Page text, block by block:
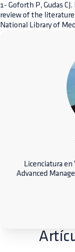
1- Goforth P, Gudas
review of the
National Library of
Licenciatura en
Advanced